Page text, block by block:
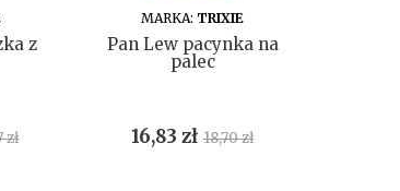
z
zł
DO KOSZYKA
MARKA: TRIXIE
Pan Lew pacynka na
palec
Cena
16,83 zł Cena
18,70 zł